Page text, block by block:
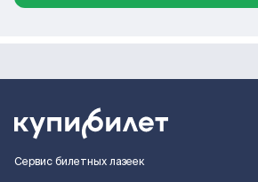
Сервис билетных лазеек